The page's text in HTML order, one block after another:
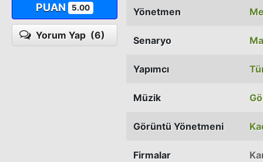
PUAN 5.00
Yorum Yap (6)
Yönetmen
Senaryo
Yapımcı
Müzik
Görüntü Yönetmeni
Firmalar